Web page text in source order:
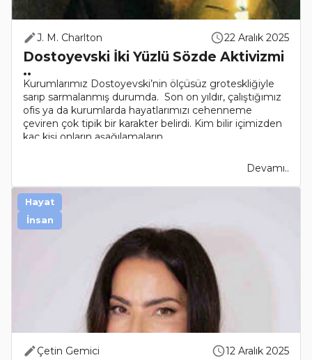
J. M. Charlton 22 Aralık 2025
Dostoyevski İki Yüzlü Sözde Aktivizmi
..
Kurumlarımız Dostoyevski’nin ölçüsüz groteskliğiyle
sarıp sarmalanmış durumda. Son on yıldır, çalıştığımız
ofis ya da kurumlarda hayatlarımızı cehenneme
çeviren çok tipik bir karakter belirdi. Kim bilir içimizden
kaç kişi onların aşağılamaların..
Devamı..
Çetin Gemici 12 Aralık 2025
Hayat
İnsan